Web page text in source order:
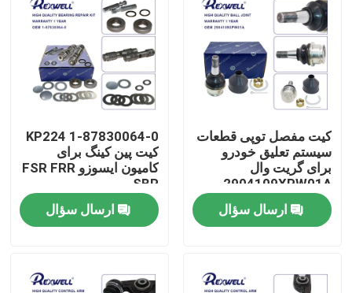
خونه
ویدیو
کیت مفصل توپی قطعات
سیستم تعلیق خودرو
برای گریت وال
2904109XPW01A
ارسال سؤال
1-87830064-0 KP224
کیت پین کینگ برای
کامیون ایسوزو FSR FRR
SBR
ارسال سؤال